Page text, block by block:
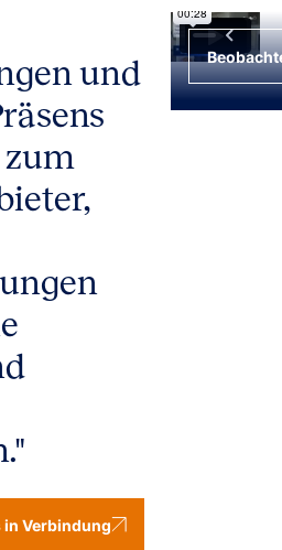
und
zum
in Verbindung